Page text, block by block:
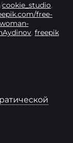
cookie_studio,
free-
, freepik